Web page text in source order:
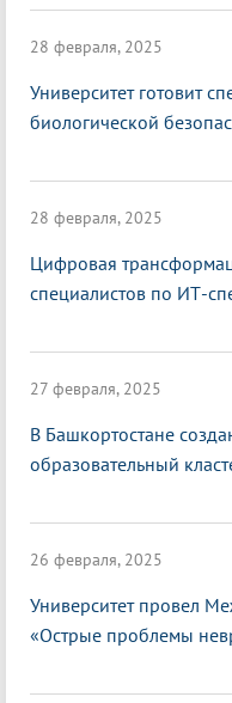
28 февраля, 2025
Университет готовит
биологической
28 февраля, 2025
Цифровая
специалистов по ИТ-
27 февраля, 2025
В Башкортостане
образовательный
26 февраля, 2025
Университет провел
«Острые проблемы